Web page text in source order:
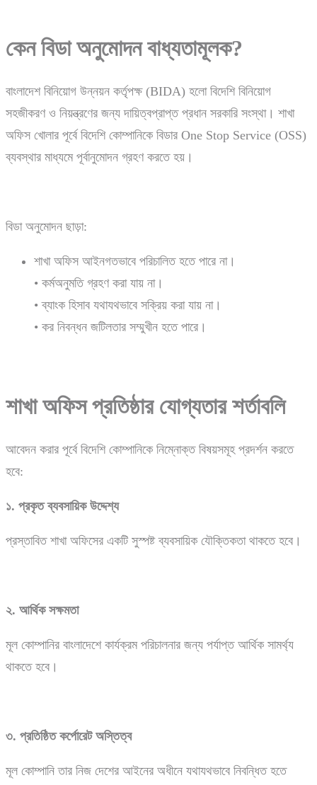
কেনবিডাঅনুমোদনবাধ্যতামূলক?
বাংলাদেশ বিনিয়োগ উন্নয়ন কর্তৃপক্ষ (BIDA) হলো বিদেশি বিনিয়োগ
সহজীকরণ ও নিয়ন্ত্রণের জন্য দায়িত্বপ্রাপ্ত প্রধান সরকারি সংস্থা। শাখা
অফিস খোলার পূর্বে বিদেশি কোম্পানিকে বিডার One Stop Service (OSS)
ব্যবস্থার মাধ্যমে পূর্বানুমোদন গ্রহণ করতে হয়।
বিডা অনুমোদন ছাড়া:
শাখা অফিস আইনগতভাবে পরিচালিত হতে পারে না।
• কর্মঅনুমতি গ্রহণ করা যায় না।
• ব্যাংক হিসাব যথাযথভাবে সক্রিয় করা যায় না।
• কর নিবন্ধন জটিলতার সম্মুখীন হতে পারে।
শাখাঅফিসপ্রতিষ্ঠার যোগ্যতারশর্তাবলি
আবেদন করার পূর্বে বিদেশি কোম্পানিকে নিম্নোক্ত বিষয়সমূহ প্রদর্শন করতে
হবে:
১. প্রকৃতব্যবসায়িক উদ্দেশ্য
প্রস্তাবিত শাখা অফিসের একটি সুস্পষ্ট ব্যবসায়িক যৌক্তিকতা থাকতে হবে।
২. আর্থিক সক্ষমতা
মূল কোম্পানির বাংলাদেশে কার্যক্রম পরিচালনার জন্য পর্যাপ্ত আর্থিক সামর্থ্য
থাকতে হবে।
৩. প্রতিষ্ঠিতকর্পোরেট অস্তিত্ব
মূল কোম্পানি তার নিজ দেশের আইনের অধীনে যথাযথভাবে নিবন্ধিত হতে